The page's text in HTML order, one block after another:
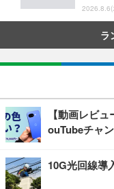
2026.8.6(
ラ
【動画レビ
ouTubeチャ
10G光回線導